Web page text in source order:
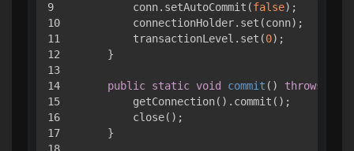
9
10
11
12
13
14
15
16
17
        conn.setAutoCommit(
false);
        connectionHolder.set(conn);
        transactionLevel.set(
0);
    }
public static void commit () throws
        getConnection().commit();
        close();
    }